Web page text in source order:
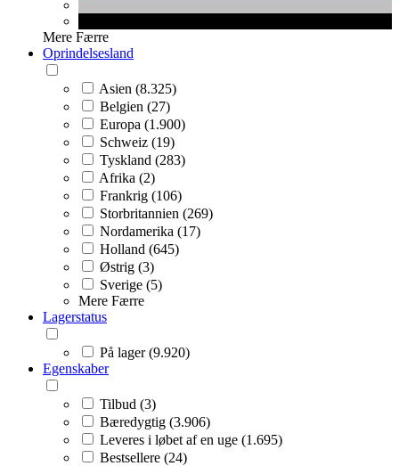
Mere Færre
Oprindelsesland
Asien (8.325)
Belgien (27)
Europa (1.900)
Schweiz (19)
Tyskland (283)
Afrika (2)
Frankrig (106)
Storbritannien (269)
Nordamerika (17)
Holland (645)
Østrig (3)
Sverige (5)
Mere Færre
Lagerstatus
På lager (9.920)
Egenskaber
Tilbud (3)
Bæredygtig (3.906)
Leveres i løbet af en uge (1.695)
Bestsellere (24)